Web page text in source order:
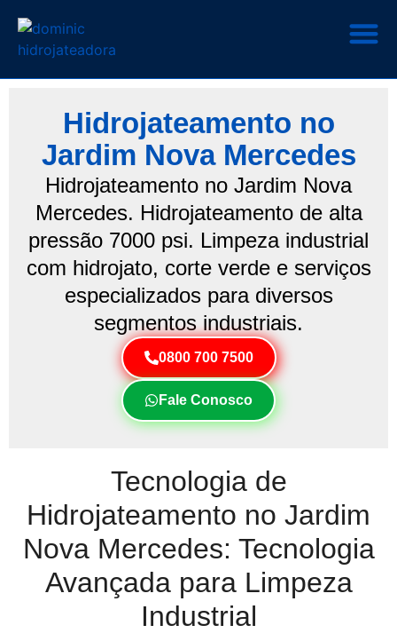
Hidrojateamento no
Jardim Nova Mercedes
Hidrojateamento no Jardim Nova
Mercedes. Hidrojateamento de alta
pressão 7000 psi. Limpeza industrial
com hidrojato, corte verde e serviços
especializados para diversos
segmentos industriais.
0800 700 7500
Fale Conosco
Tecnologia de
Hidrojateamento no Jardim
Nova Mercedes: Tecnologia
Avançada para Limpeza
Industrial